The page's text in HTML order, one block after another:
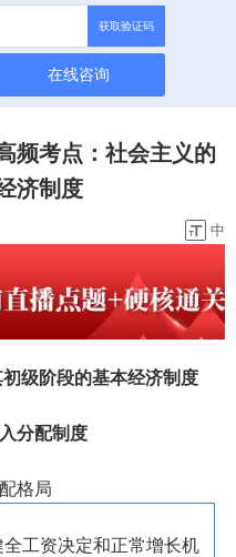
获取验证码
在线咨询
频考点：社会主义的
济制度
中
级阶段的基本经济制度
分配制度
格局
工资决定和正常增长机